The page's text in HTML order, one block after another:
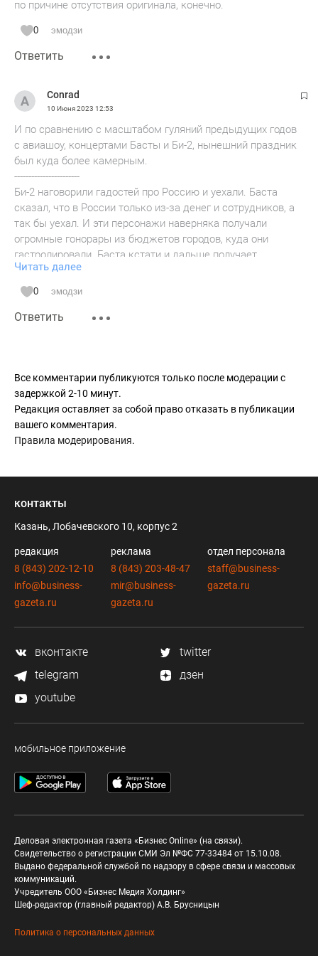
по причине отсутствия оригинала, конечно.
0 эмодзи
Ответить
Conrad
10 Июня 2023 12:53
И по сравнению с масштабом гуляний предыдущих годов
с авиашоу, концертами Басты и Би-2, нынешний праздник
был куда более камерным.
-----------------------
Би-2 наговорили гадостей про Россию и уехали. Баста
сказал, что в России только из-за денег и сотрудников, а
так бы уехал. И эти персонажи наверняка получали
огромные гонорары из бюджетов городов, куда они
гастролировали. Баста кстати и дальше получает.
Иннополису не нужно боятся патриотичности. Та же якобы
либеральная, постоянно критикующая своё правительство
Кремниевая Долина вовсю работает на американскую
оборонку. Там не только Гугл между прочим, но и
Иннополисе.
Читать далее
0 эмодзи
Ответить
Все комментарии публикуются только после модерации с
задержкой 2-10 минут.
Редакция оставляет за собой право отказать в публикации
вашего комментария.
Правила модерирования.
контакты
Казань, Лобачевского 10, корпус 2
редакция
8 (843) 202-12-10
info@business-
gazeta.ru
реклама
8 (843) 203-48-47
mir@business-
gazeta.ru
отдел персонала
staff@business-
gazeta.ru
вконтакте
twitter
telegram
дзен
youtube
мобильное приложение
Деловая электронная газета «Бизнес Online» (на связи).
Свидетельство о регистрации СМИ Эл №ФС 77-33484 от 15.10.08.
Выдано федеральной службой по надзору в сфере связи и массовых
коммуникаций.
Учредитель ООО «Бизнес Медия Холдинг»
Шеф-редактор (главный редактор) А.В. Брусницын
Политика о персональных данных